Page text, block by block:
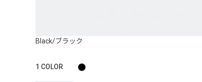
Black/ブラック
1 COLOR